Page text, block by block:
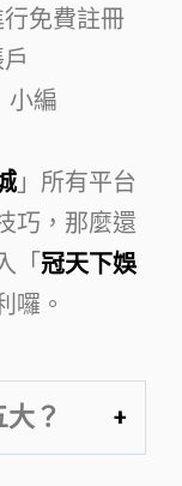
免費註冊
小編
」所有平台
巧，那麼還
「 冠天下娛
囉。
？